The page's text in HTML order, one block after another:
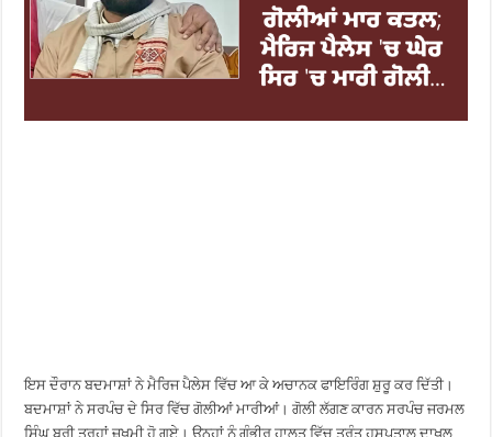
ਇਸ ਦੌਰਾਨ ਬਦਮਾਸ਼ਾਂ ਨੇ ਮੈਰਿਜ ਪੈਲੇਸ ਵਿੱਚ ਆ ਕੇ ਅਚਾਨਕ ਫਾਇਰਿੰਗ ਸ਼ੁਰੂ ਕਰ ਦਿੱਤੀ।
ਬਦਮਾਸ਼ਾਂ ਨੇ ਸਰਪੰਚ ਦੇ ਸਿਰ ਵਿੱਚ ਗੋਲੀਆਂ ਮਾਰੀਆਂ। ਗੋਲੀ ਲੱਗਣ ਕਾਰਨ ਸਰਪੰਚ ਜਰਮਲ
ਸਿੰਘ ਬੁਰੀ ਤਰ੍ਹਾਂ ਜ਼ਖਮੀ ਹੋ ਗਏ। ਉਨ੍ਹਾਂ ਨੂੰ ਗੰਭੀਰ ਹਾਲਤ ਵਿੱਚ ਤੁਰੰਤ ਹਸਪਤਾਲ ਦਾਖਲ